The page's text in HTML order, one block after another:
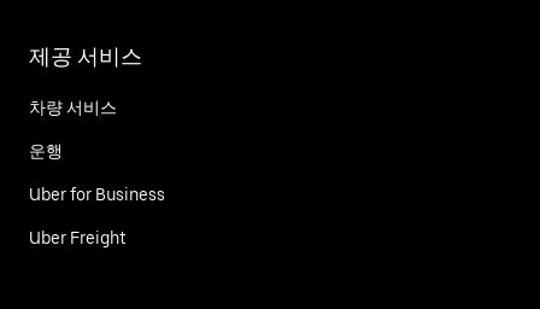
제공 서비스
차량 서비스
운행
Uber for Business
Uber Freight